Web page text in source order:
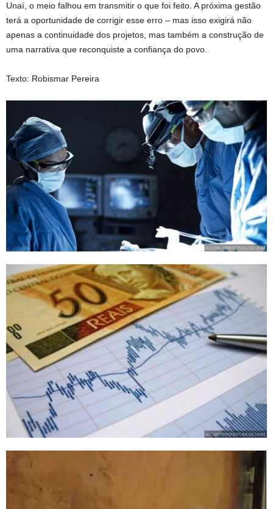
Unaí, o meio falhou em transmitir o que foi feito. A próxima gestão
terá a oportunidade de corrigir esse erro – mas isso exigirá não
apenas a continuidade dos projetos, mas também a construção de
uma narrativa que reconquiste a confiança do povo.
Texto: Robismar Pereira